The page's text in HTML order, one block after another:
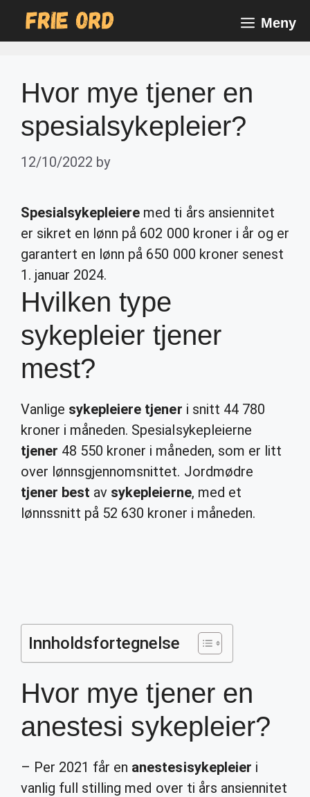
Meny
Hvor mye tjener en
spesialsykepleier?
12/10/2022 by
Spesialsykepleiere med ti års ansiennitet
er sikret en lønn på 602 000 kroner i år og er
garantert en lønn på 650 000 kroner senest
1. januar 2024.
Hvilken type
sykepleier tjener
mest?
Vanlige sykepleiere tjener i snitt 44 780
kroner i måneden. Spesialsykepleierne
tjener 48 550 kroner i måneden, som er litt
over lønnsgjennomsnittet. Jordmødre
tjener best av sykepleierne, med et
lønnssnitt på 52 630 kroner i måneden.
Innholdsfortegnelse
Hvor mye tjener en
anestesi sykepleier?
– Per 2021 får en anestesisykepleier i
vanlig full stilling med over ti års ansiennitet